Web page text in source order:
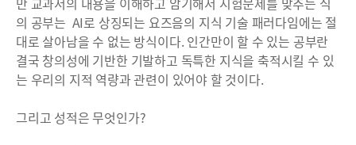
의 공부는 AI로 상징되는 요즈음의 지식 기술 패러다임에는 절
대로 살아남을 수 없는 방식이다. 인간만이 할 수 있는 공부란
결국 창의성에 기반한 기발하고 독특한 지식을 축적시킬 수 있
는 우리의 지적 역량과 관련이 있어야 할 것이다.
그리고 성적은 무엇인가?